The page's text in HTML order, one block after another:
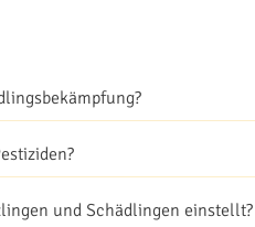
und Schädlingen einstellt?